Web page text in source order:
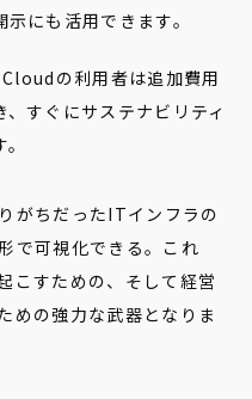
にも活用できます。
の利用者は追加費用
すぐにサステナビリティ
がちだったITインフラの
で可視化できる。これ
こすための、そして経営
めの強力な武器となりま